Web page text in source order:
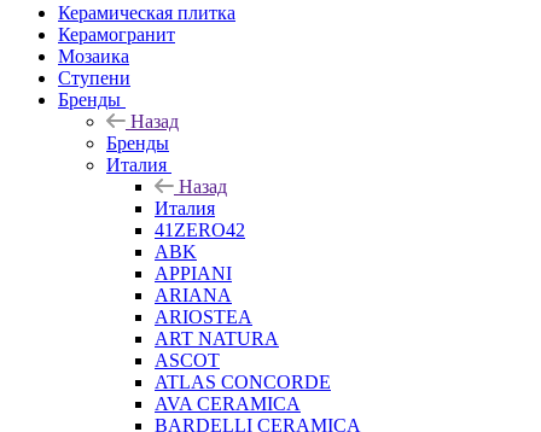
Керамическая плитка
Керамогранит
Мозаика
Ступени
Бренды
Назад
Бренды
Италия
Назад
Италия
41ZERO42
ABK
APPIANI
ARIANA
ARIOSTEA
ART NATURA
ASCOT
ATLAS CONCORDE
AVA CERAMICA
BARDELLI CERAMICA